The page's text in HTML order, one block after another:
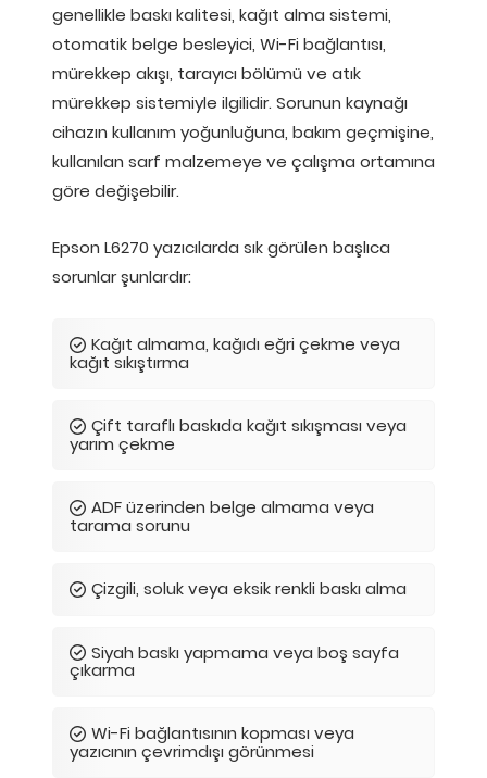
genellikle baskı kalitesi, kağıt alma sistemi,
otomatik belge besleyici, Wi-Fi bağlantısı,
mürekkep akışı, tarayıcı bölümü ve atık
mürekkep sistemiyle ilgilidir. Sorunun kaynağı
cihazın kullanım yoğunluğuna, bakım geçmişine,
kullanılan sarf malzemeye ve çalışma ortamına
göre değişebilir.
Epson L6270 yazıcılarda sık görülen başlıca
sorunlar şunlardır:
Kağıt almama, kağıdı eğri çekme veya
kağıt sıkıştırma
Çift taraflı baskıda kağıt sıkışması veya
yarım çekme
ADF üzerinden belge almama veya
tarama sorunu
Çizgili, soluk veya eksik renkli baskı alma
Siyah baskı yapmama veya boş sayfa
çıkarma
Wi-Fi bağlantısının kopması veya
yazıcının çevrimdışı görünmesi